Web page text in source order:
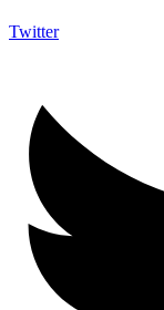
Twitter